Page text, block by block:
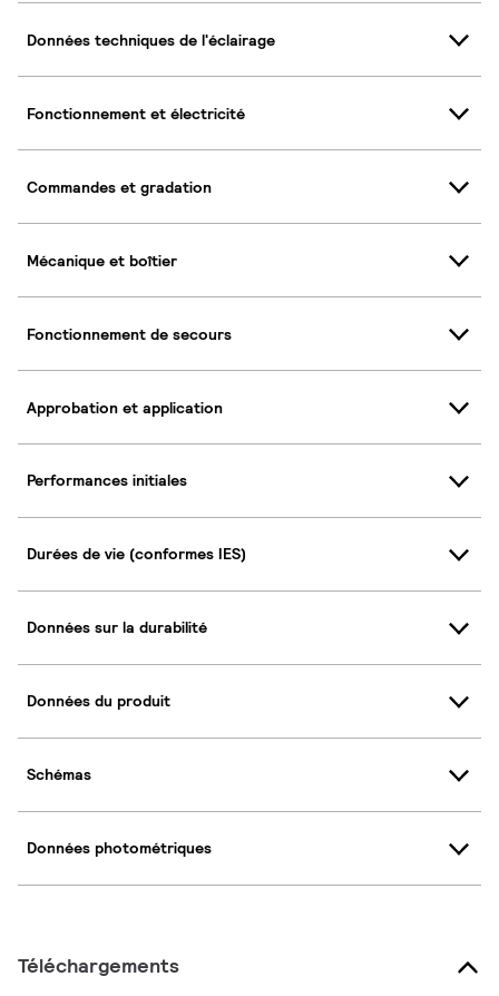
Données techniques de l'éclairage
Fonctionnement et électricité
Commandes et gradation
Mécanique et boîtier
Fonctionnement de secours
Approbation et application
Performances initiales
Durées de vie (conformes IES)
Données sur la durabilité
Données du produit
Schémas
Données photométriques
Téléchargements